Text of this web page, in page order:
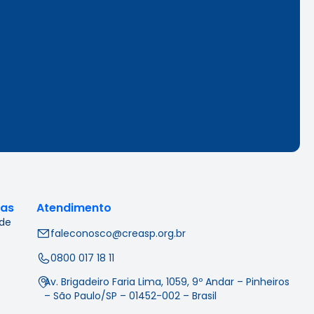
Atendimento
faleconosco@creasp.org.br
0800 017 18 11
Av. Brigadeiro Faria Lima, 1059, 9º Andar – Pinheiros
– São Paulo/SP – 01452-002 – Brasil